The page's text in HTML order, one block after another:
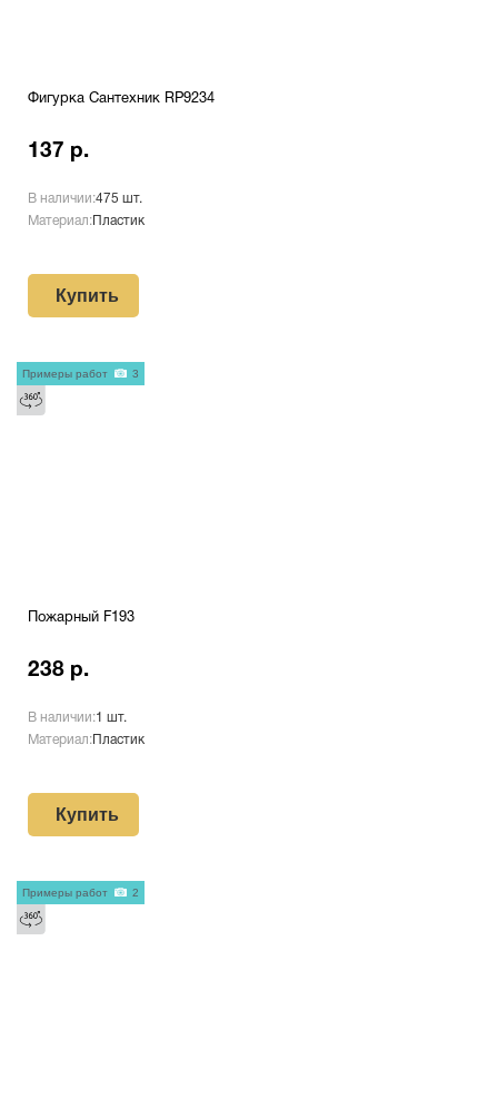
Фигурка Сантехник RP9234
137 р.
В наличии:475 шт.
Материал: Пластик
Купить
Пожарный F193
238 р.
В наличии:1 шт.
Материал: Пластик
Купить
Примеры работ 3
Примеры работ 2